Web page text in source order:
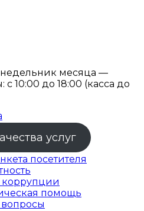
месяца —
10:00 до 18:00 (касса до
услуг
посетителя
коррупции
помощь